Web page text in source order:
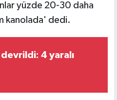
yüzde 20-30 daha
kanolada' dedi.
4 yaralı